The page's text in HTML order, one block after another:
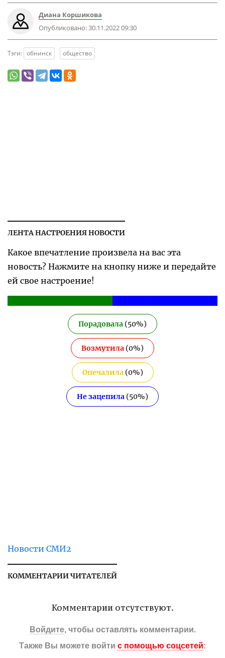
Диана Коршикова
Опубликовано:30.11.2022 09:30
Тэги: обнинск общество
ЛЕНТА НАСТРОЕНИЯ НОВОСТИ
Какое впечатление произвела на вас эта
новость? Нажмите на кнопку ниже и передайте
ей свое настроение!
Порадовала (50%)
Возмутила (0%)
Опечалила(0%)
Не зацепила (50%)
Новости СМИ2
КОММЕНТАРИИ ЧИТАТЕЛЕЙ
Комментарии отсутствуют.
Войдите, чтобы оставлять комментарии.
Также Вы можете войти с помощью соцсетей: